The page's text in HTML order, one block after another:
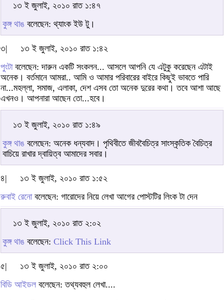
১৩ ই জুলাই, ২০১০ রাত ১:৪৭
কুঙ্গ থাঙ বলেছেন: থ্যাংক ইউ টু।
৩|
১৩ ই জুলাই, ২০১০ রাত ১:৪২
পুংটাবলেছেন: দ‍ারুন একটি সংকলন... আসলে আপনি যে এটুকু করেছেন এটাই
অনেক। বর্তমানে আমরা.. আমি ও আমার পরিবারের বাইরে কিছুই ভাবতে পারি
না...মহল্লা, সমাজ, এলাকা, দেশ এসব তো অনেক দুরের কথা। তবে আশা আছে
এখনও। আপনারা আছেন তো...হবে।
১৩ ই জুলাই, ২০১০ রাত ১:৪৯
কুঙ্গ থাঙ বলেছেন: অনেক ধন্যবাদ। পৃথিবীতে জীববৈচিত্র সাংস্কৃতিক বৈচিত্র
বাচিয়ে রাখার দ্বায়িত্ব আমাদের সবার।
৪|
১৩ ই জুলাই, ২০১০ রাত ১:৫২
রুবাই রেনোবলেছেন: গারোদের নিয়ে লেখা আগের পোস্টটির লিংক টা দেন
১৩ ই জুলাই, ২০১০ রাত ২:০২
কুঙ্গ থাঙ বলেছেন: Click This Link
৫|
১৩ ই জুলাই, ২০১০ রাত ২:০০
বিডি আইডল বলেছেন: তথ্যবহুল লেখা....